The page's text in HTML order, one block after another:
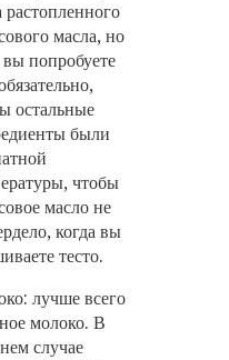
растопленного
масла, но
вы попробуете
остальные
были
чтобы
масло не
когда вы
тесто.
лучше всего
молоко. В
случае